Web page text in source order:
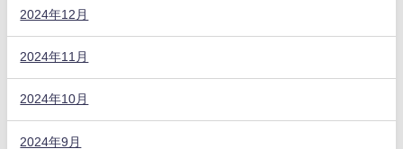
2024年12月
2024年11月
2024年10月
2024年9月